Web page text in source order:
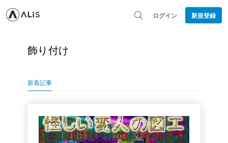
ログイン 新規登録
飾り付け
新着記事